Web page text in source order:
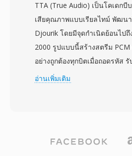
อธิบายตัวเองนี้ ซึ่งขจัดการคาด
ที่ไม่คุ้นเคย — ปัญหาที่แท้จริงก่อ
กมัลติมีเดียมาตรฐาน รูปแบบนี้ยั
ประสิทธิภาพ ไม่ต้องการการคล
CPU น้อยมากบนโปรเซสเซอร์
นั้น ไฟล์ SNDT ทำหน้าที่เป็นอง
ยังคงอยู่ในคลังซอฟต์แวร์ย้อนยุค
SoX สำหรับการแปลงเป็นรูปแบ
TTA (True Audio) เป็นโคเดก
เสียคุณภาพแบบเรียลไทม์ พัฒน
Djourik โดยมีจุดกำเนิดย้อนไป
2000 รูปแบบนี้สร้างสตรีม
อย่างถูกต้องทุกบิตเมื่อถอดรหัส รั
ละเอียดเสียงสูญหายระหว่างการ
เป็นจุดแข็งที่โดดเด่นของ TTA
อ่านเพิ่มเติม